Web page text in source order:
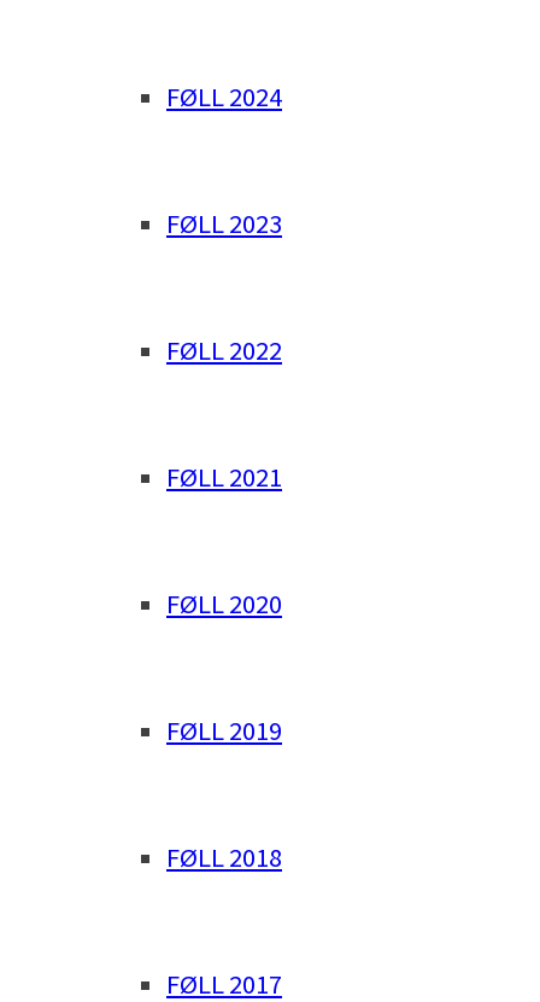
FØLL 2024
FØLL 2023
FØLL 2022
FØLL 2021
FØLL 2020
FØLL 2019
FØLL 2018
FØLL 2017